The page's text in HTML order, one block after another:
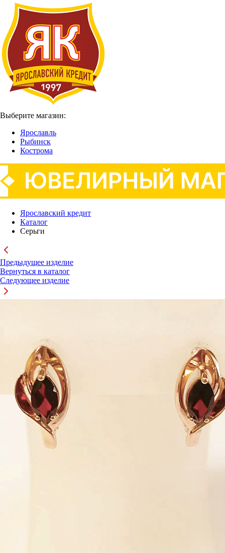
Выберите магазин:
Ярославль
Рыбинск
Кострома
Ярославский кредит
Каталог
Серьги
Предыдущее изделие
Вернуться в каталог
Следующее изделие